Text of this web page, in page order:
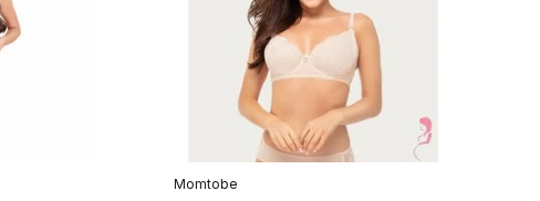
Momtobe